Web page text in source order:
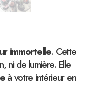
immortelle. Cette
ni de lumière. Elle
à votre intérieur en